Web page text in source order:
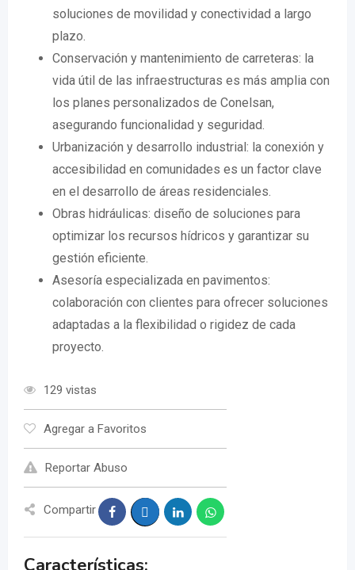
soluciones de movilidad y conectividad a largo
plazo.
Conservación y mantenimiento de carreteras: la
vida útil de las infraestructuras es más amplia con
los planes personalizados de Conelsan,
asegurando funcionalidad y seguridad.
Urbanización y desarrollo industrial: la conexión y
accesibilidad en comunidades es un factor clave
en el desarrollo de áreas residenciales.
Obras hidráulicas: diseño de soluciones para
optimizar los recursos hídricos y garantizar su
gestión eficiente.
Asesoría especializada en pavimentos:
colaboración con clientes para ofrecer soluciones
adaptadas a la flexibilidad o rigidez de cada
proyecto.
129 vistas
Agregar a Favoritos
Reportar Abuso
Compartir
Características: